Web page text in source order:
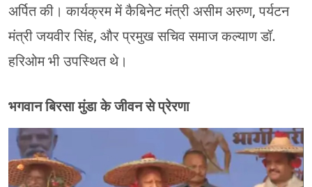
अर्पित की। कार्यक्रम में कैबिनेट मंत्री असीम अरुण, पर्यटन
मंत्री जयवीर सिंह, और प्रमुख सचिव समाज कल्याण डॉ.
हरिओम भी उपस्थित थे।
भगवान बिरसा मुंडा के जीवन से प्रेरणा